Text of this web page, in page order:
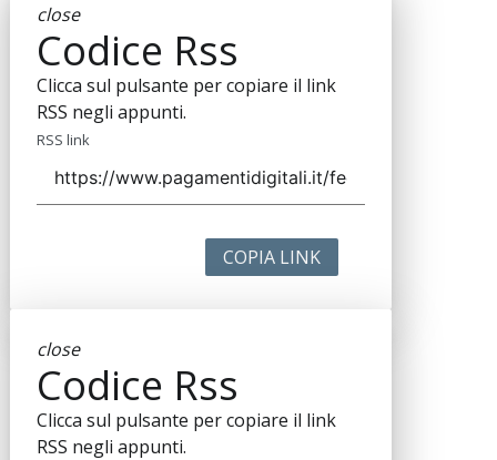
close
Codice Rss
Clicca sul pulsante per copiare il link
RSS negli appunti.
RSS link
COPIA LINK
close
Codice Rss
Clicca sul pulsante per copiare il link
RSS negli appunti.